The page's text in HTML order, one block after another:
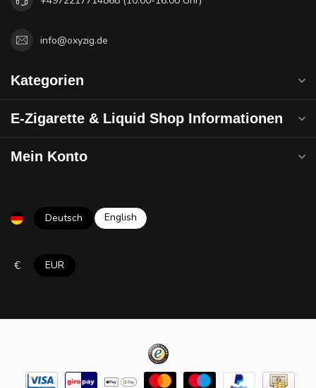
info@oxyzig.de
Kategorien
E-Zigarette & Liquid Shop Informationen
Mein Konto
Deutsch English
€ EUR